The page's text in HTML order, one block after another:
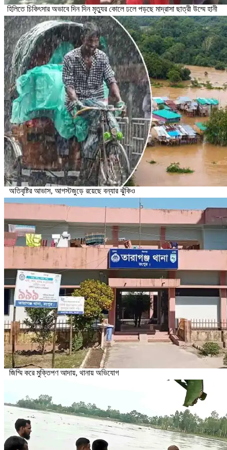
হিলিতে চিকিৎসার অভাবে দিন দিন মৃত্যুর কোলে ঢলে পড়ছে মাদ্রাসা ছাত্রী উম্মে হানী
অতিবৃষ্টির আভাস, আগস্টজুড়ে রয়েছে বন্যার ঝুঁকিও
জিম্মি করে মুক্তিপণ আদায়, থানায় অভিযোগ